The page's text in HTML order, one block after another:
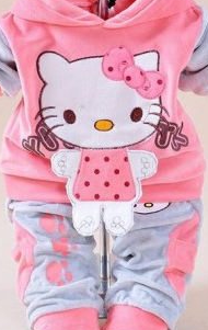
Body
Caciulite
Combinezoane
Compleuri
Hanorace
Manusi
Pantaloni
Pijamale
Salopete
Sosete